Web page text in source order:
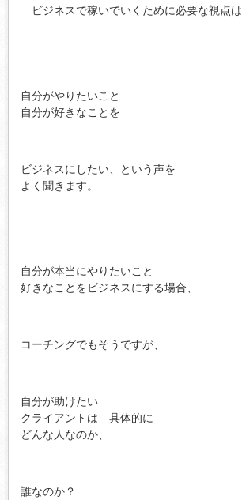
ビジネスで稼いでいくために必要な視点は
───────────────────────
自分がやりたいこと
自分が好きなことを
ビジネスにしたい、という声を
よく聞きます。
自分が本当にやりたいこと
好きなことをビジネスにする場合、
コーチングでもそうですが、
自分が助けたい
クライアントは 具体的に
どんな人なのか、
誰なのか？